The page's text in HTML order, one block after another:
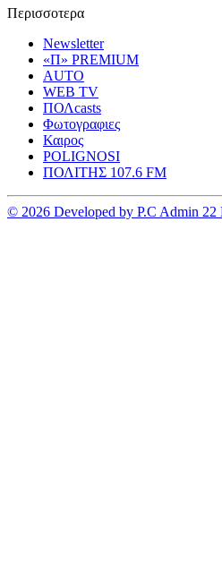
Περισσοτερα
Newsletter
«Π» PREMIUM
AUTO
WEB TV
ΠΟΛcasts
Φωτογραφιες
Καιρος
POLIGNOSI
ΠΟΛΙΤΗΣ 107.6 FM
© 2026 Developed by P.C Admin 22